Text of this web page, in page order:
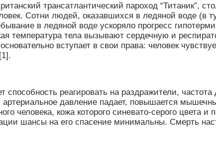
трансатлантический пароход “Титаник”,
Сотни людей, оказавшихся в ледяной воде (в
в ледяной воде ускоряло прогресс
температура тела вызывают сердечную и
вступает в свои права: человек
способность реагировать на раздражители,
давление падает, повышается
человека, кожа которого синевато-серого цвета
шансы на его спасение минимальны. Смерть